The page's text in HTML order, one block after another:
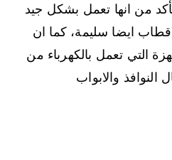
من انها تعمل بشكل جيد
ايضا سليمة، كما ان
التي تعمل بالكهرباء من
والابواب